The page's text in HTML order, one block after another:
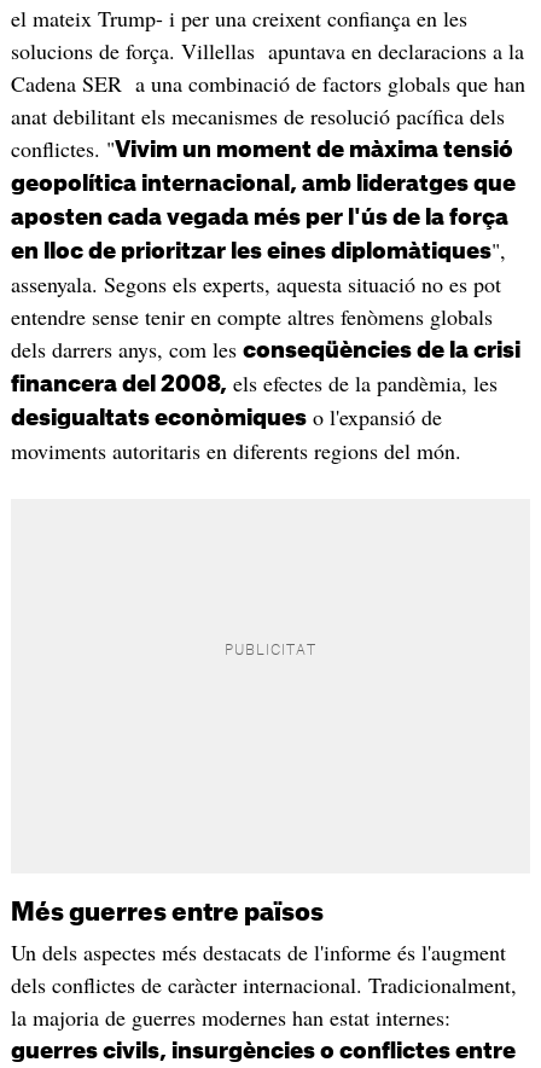
el mateix Trump- i per una creixent confiança en les
solucions de força. Villellas apuntava en declaracions a la
Cadena SER a una combinació de factors globals que han
anat debilitant els mecanismes de resolució pacífica dels
conflictes. "Vivim un moment de màxima tensió
geopolítica internacional, amb lideratges que
aposten cada vegada més per l'ús de la força
en lloc de prioritzar les eines diplomàtiques",
assenyala. Segons els experts, aquesta situació no es pot
entendre sense tenir en compte altres fenòmens globals
dels darrers anys, com les conseqüències de la crisi
financera del 2008, els efectes de la pandèmia, les
desigualtats econòmiqueso l'expansió de
moviments autoritaris en diferents regions del món.
Més guerres entre països
Un dels aspectes més destacats de l'informe és l'augment
dels conflictes de caràcter internacional. Tradicionalment,
la majoria de guerres modernes han estat internes:
guerres civils, insurgències o conflictes entre